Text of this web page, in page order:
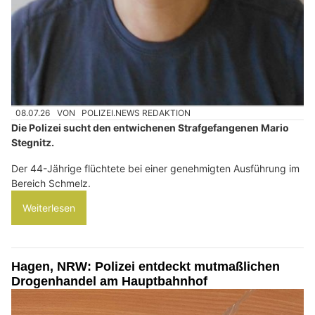
08.07.26 VON POLIZEI.NEWS REDAKTION
Die Polizei sucht den entwichenen Strafgefangenen Mario
Stegnitz.
Der 44-Jährige flüchtete bei einer genehmigten Ausführung im
Bereich Schmelz.
Weiterlesen
Hagen, NRW: Polizei entdeckt mutmaßlichen
Drogenhandel am Hauptbahnhof